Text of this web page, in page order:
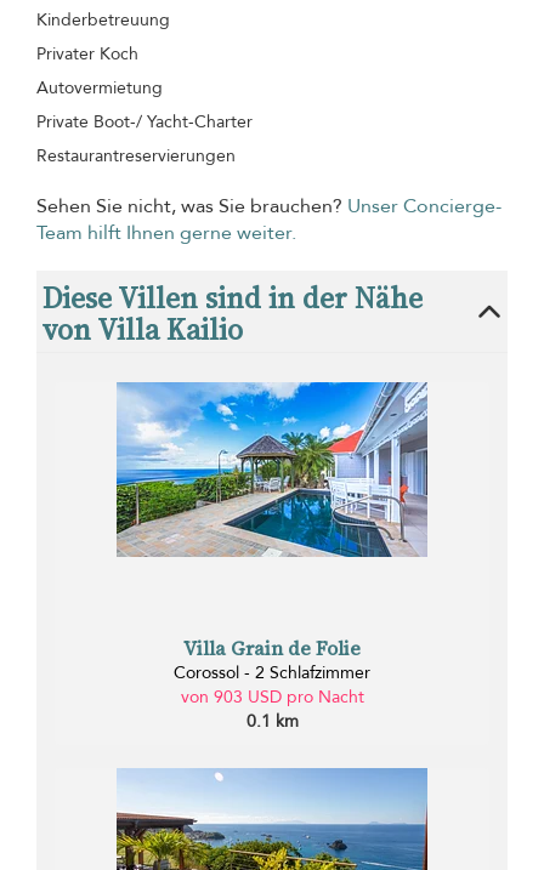
Kinderbetreuung
Privater Koch
Autovermietung
Private Boot-/ Yacht-Charter
Restaurantreservierungen
Sehen Sie nicht, was Sie brauchen? Unser Concierge-
Team hilft Ihnen gerne weiter.
Diese Villen sind in der Nähe
von Villa Kailio
Villa Grain de Folie
Corossol - 2 Schlafzimmer
von 903 USD pro Nacht
0.1 km